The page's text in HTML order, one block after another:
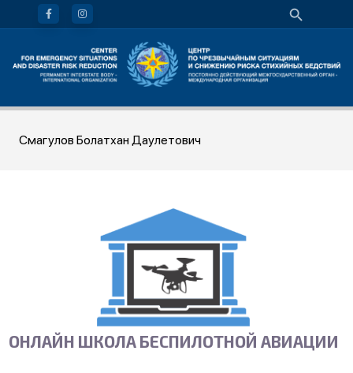
Смагулов Болатхан Даулетович
ОНЛАЙН ШКОЛА БЕСПИЛОТНОЙ АВИАЦИИ